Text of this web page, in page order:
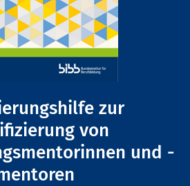
zur
von
und -